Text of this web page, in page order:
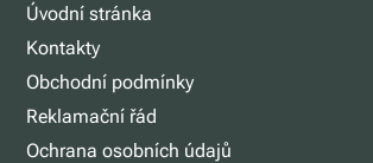
Úvodní stránka
Kontakty
Obchodní podmínky
Reklamační řád
Ochrana osobních údajů